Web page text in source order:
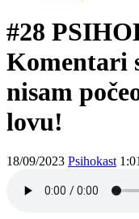
#28
Komentari
nisam
lovu!
18/09/2023 Psihokast